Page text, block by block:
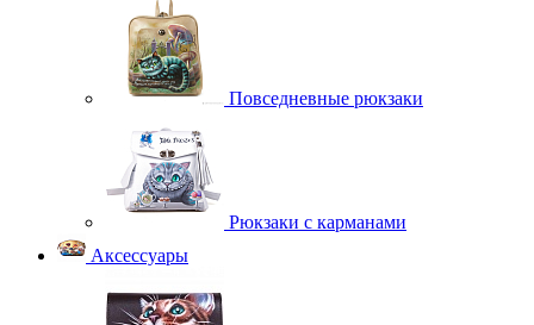
Повседневные рюкзаки
Рюкзаки с карманами
Аксессуары